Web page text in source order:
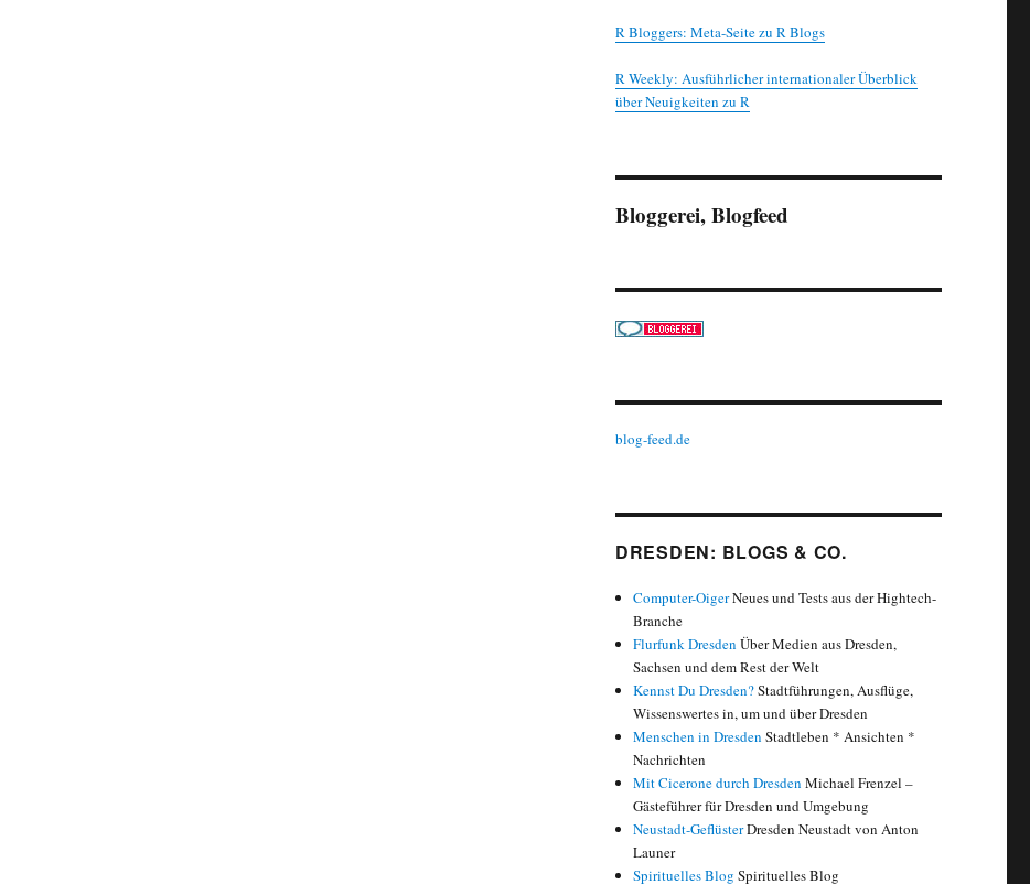
R Bloggers: Meta-Seite zu R Blogs
R Weekly: Ausführlicher internationaler Überblick
über Neuigkeiten zu R
Bloggerei, Blogfeed
blog-feed.de
DRESDEN: BLOGS & CO.
Computer-OigerNeues und Tests aus der Hightech-
Branche
Flurfunk Dresden Über Medien aus Dresden,
Sachsen und dem Rest der Welt
Kennst Du Dresden?Stadtführungen, Ausflüge,
Wissenswertes in, um und über Dresden
Menschen in Dresden Stadtleben * Ansichten *
Nachrichten
Mit Cicerone durch Dresden Michael Frenzel –
Gästeführer für Dresden und Umgebung
Neustadt-GeflüsterDresden Neustadt von Anton
Launer
Spirituelles Blog Spirituelles Blog